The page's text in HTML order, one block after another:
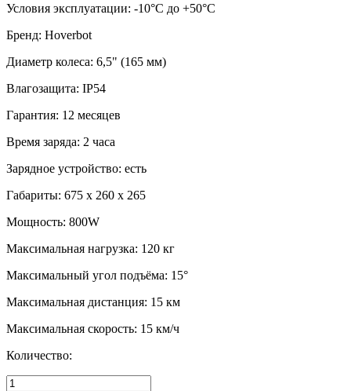
Условия эксплуатации: -10°C до +50°C
Бренд: Hoverbot
Диаметр колеса: 6,5" (165 мм)
Влагозащита: IP54
Гарантия: 12 месяцев
Время заряда: 2 часа
Зарядное устройство: есть
Габариты: 675 х 260 х 265
Мощность: 800W
Максимальная нагрузка: 120 кг
Максимальный угол подъёма: 15°
Максимальная дистанция: 15 км
Максимальная скорость: 15 км/ч
Количество: